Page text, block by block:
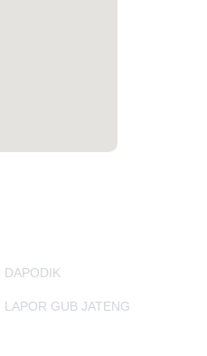
DAPODIK
LAPOR GUB JATENG